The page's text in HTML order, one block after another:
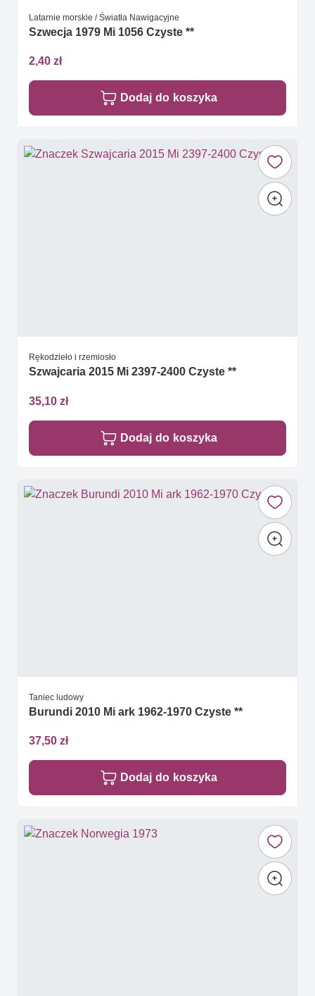
Latarnie morskie / Światła Nawigacyjne
Szwecja 1979 Mi 1056 Czyste **
2,40 zł
Dodaj do koszyka
Rękodzieło i rzemiosło
Szwajcaria 2015 Mi 2397-2400 Czyste **
35,10 zł
Dodaj do koszyka
Taniec ludowy
Burundi 2010 Mi ark 1962-1970 Czyste **
37,50 zł
Dodaj do koszyka